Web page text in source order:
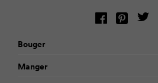
Bouger
Manger